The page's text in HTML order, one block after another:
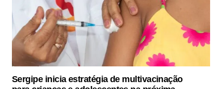
Sergipe inicia estratégia de multivacinação